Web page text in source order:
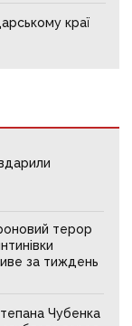
краї
терор
за тиждень
Чубенка